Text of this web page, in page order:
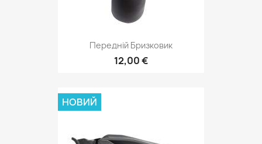
Передній Бризковик
12,00 €
НОВИЙ